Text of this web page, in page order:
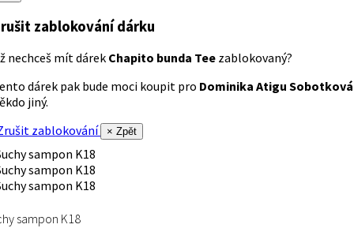
zablokování dárku
nechceš mít dárek Chapito bunda Tee zablokovaný?
dárek pak bude moci koupit pro Dominika Atigu Sobotková
jiný.
zablokování
× Zpět
sampon K18